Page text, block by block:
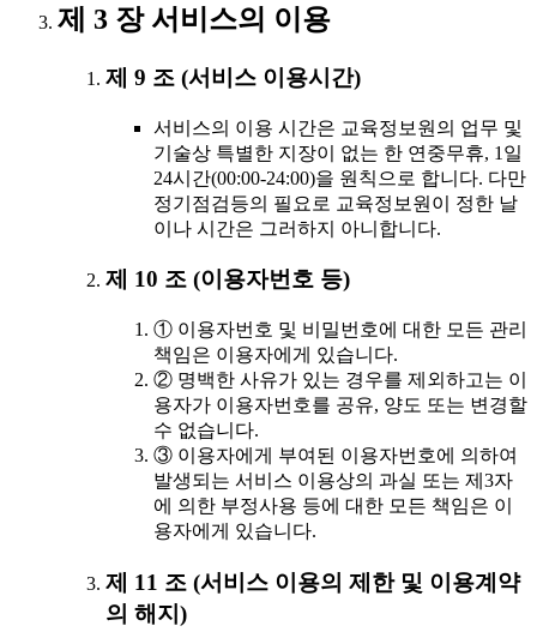
제 3 장 서비스의 이용
제 9 조 (서비스 이용시간)
서비스의 이용 시간은 교육정보원의 업무 및
기술상 특별한 지장이 없는 한 연중무휴, 1일
24시간(00:00-24:00)을 원칙으로 합니다. 다만
정기점검등의 필요로 교육정보원이 정한 날
이나 시간은 그러하지 아니합니다.
제 10 조 (이용자번호 등)
① 이용자번호 및 비밀번호에 대한 모든 관리
책임은 이용자에게 있습니다.
② 명백한 사유가 있는 경우를 제외하고는 이
용자가 이용자번호를 공유, 양도 또는 변경할
수 없습니다.
③ 이용자에게 부여된 이용자번호에 의하여
발생되는 서비스 이용상의 과실 또는 제3자
에 의한 부정사용 등에 대한 모든 책임은 이
용자에게 있습니다.
제 11 조 (서비스 이용의 제한 및 이용계약
의 해지)